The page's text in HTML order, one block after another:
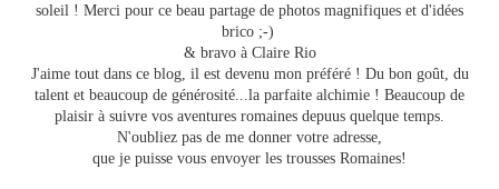
soleil ! Merci pour ce beau partage de photos magnifiques et d'idées
brico ;-)
& bravo à Claire Rio
J'aime tout dans ce blog, il est devenu mon préféré ! Du bon goût, du
talent et beaucoup de générosité...la parfaite alchimie ! Beaucoup de
plaisir à suivre vos aventures romaines depuus quelque temps.
N'oubliez pas de me donner votre adresse,
que je puisse vous envoyer les trousses Romaines!